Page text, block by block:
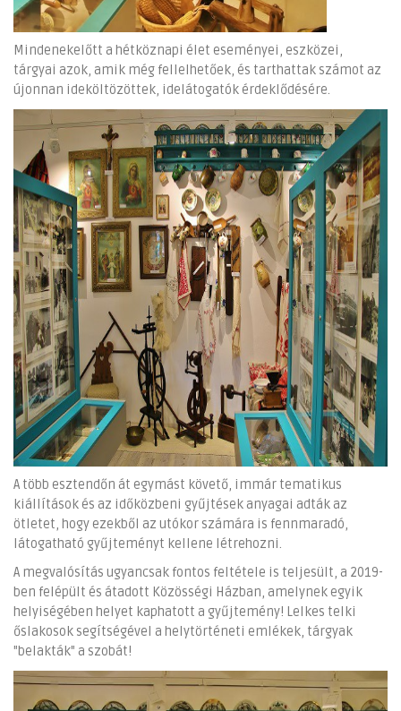
Mindenekelőtt a hétköznapi élet eseményei, eszközei,
tárgyai azok, amik még fellelhetőek, és tarthattak számot az
újonnan ideköltözöttek, idelátogatók érdeklődésére.
A több esztendőn át egymást követő, immár tematikus
kiállítások és az időközbeni gyűjtések anyagai adták az
ötletet, hogy ezekből az utókor számára is fennmaradó,
látogatható gyűjteményt kellene létrehozni.
A megvalósítás ugyancsak fontos feltétele is teljesült, a 2019-
ben felépült és átadott Közösségi Házban, amelynek egyik
helyiségében helyet kaphatott a gyűjtemény! Lelkes telki
őslakosok segítségével a helytörténeti emlékek, tárgyak
"belakták" a szobát!